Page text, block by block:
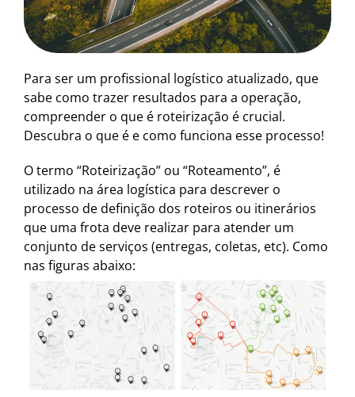
Para ser um profissional logístico atualizado, que
sabe como trazer resultados para a operação,
compreender o que é roteirização é crucial.
Descubra o que é e como funciona esse processo!
O termo “Roteirização” ou “Roteamento”, é
utilizado na área logística para descrever o
processo de definição dos roteiros ou itinerários
que uma frota deve realizar para atender um
conjunto de serviços (entregas, coletas, etc). Como
nas figuras abaixo: